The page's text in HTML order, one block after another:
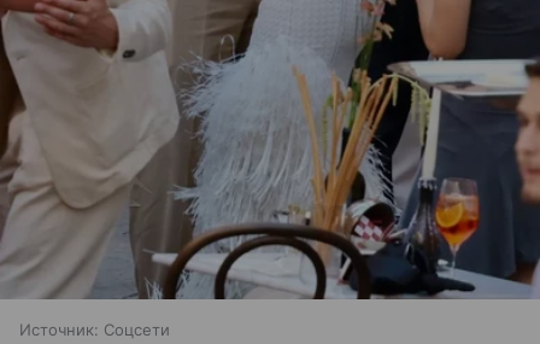
Источник: Соцсети